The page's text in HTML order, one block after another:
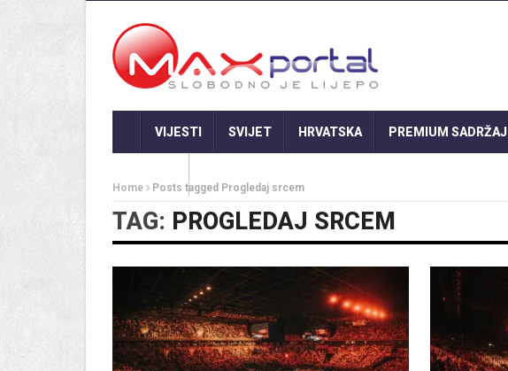
VIJESTI SVIJET HRVATSKA PREMIUM SADRŽAJ
Home Posts tagged Progledaj srcem
TAG: PROGLEDAJ SRCEM